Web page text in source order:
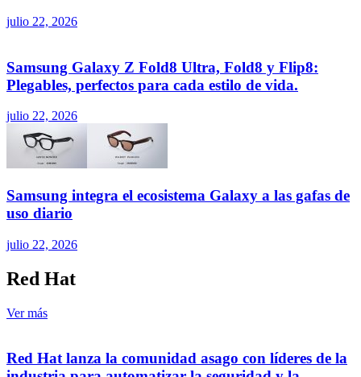
julio 22, 2026
Samsung Galaxy Z Fold8 Ultra, Fold8 y Flip8:
Plegables, perfectos para cada estilo de vida.
julio 22, 2026
Samsung integra el ecosistema Galaxy a las gafas de
uso diario
julio 22, 2026
Red Hat
Ver más
Red Hat lanza la comunidad asago con líderes de la